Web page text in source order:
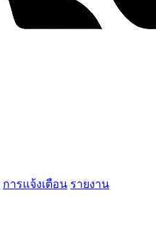
การแจ้งเตือน รายงาน